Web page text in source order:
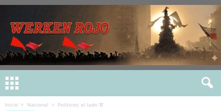
Inicio Nacional Políticos; el lado ‘B’